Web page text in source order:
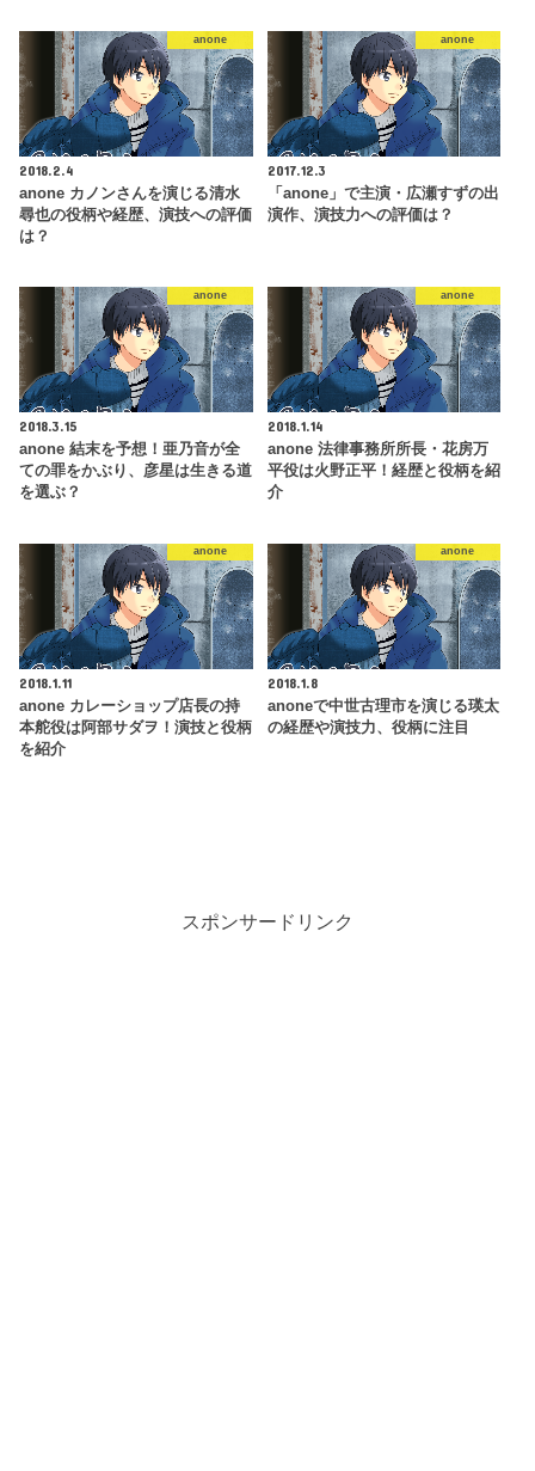
anone
2018.2.4
anone カノンさんを演じる清水
尋也の役柄や経歴、演技への評価
は？
anone
2017.12.3
「anone」で主演・広瀬すずの出
演作、演技力への評価は？
anone
2018.3.15
anone 結末を予想！亜乃音が全
ての罪をかぶり、彦星は生きる道
を選ぶ？
anone
2018.1.14
anone 法律事務所所長・花房万
平役は火野正平！経歴と役柄を紹
介
anone
2018.1.11
anone カレーショップ店長の持
本舵役は阿部サダヲ！演技と役柄
を紹介
anone
2018.1.8
anoneで中世古理市を演じる瑛太
の経歴や演技力、役柄に注目
スポンサードリンク